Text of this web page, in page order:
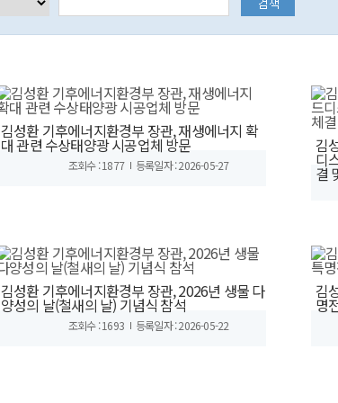
김성환 기후에너지환경부 장관, 재생에너지 확
대 관련 수상태양광 시공업체 방문
조회수 : 1877 등록일자 : 2026-05-27
김
디
결
김성환 기후에너지환경부 장관, 2026년 생물 다
양성의 날(철새의 날) 기념식 참석
조회수 : 1693 등록일자 : 2026-05-22
김
명